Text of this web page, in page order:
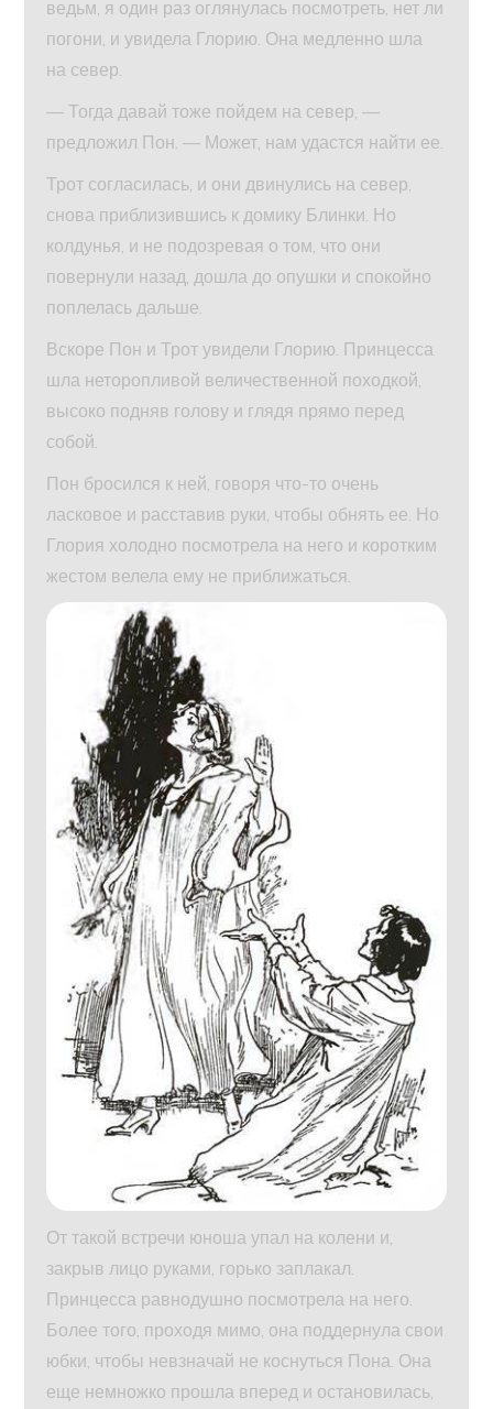
ведьм, я один раз оглянулась посмотреть, нет ли
погони, и увидела Глорию. Она медленно шла
на север.
— Тогда давай тоже пойдем на север, —
предложил Пон. — Может, нам удастся найти ее.
Трот согласилась, и они двинулись на север,
снова приблизившись к домику Блинки. Но
колдунья, и не подозревая о том, что они
повернули назад, дошла до опушки и спокойно
поплелась дальше.
Вскоре Пон и Трот увидели Глорию. Принцесса
шла неторопливой величественной походкой,
высоко подняв голову и глядя прямо перед
собой.
Пон бросился к ней, говоря что-то очень
ласковое и расставив руки, чтобы обнять ее. Но
Глория холодно посмотрела на него и коротким
жестом велела ему не приближаться.
От такой встречи юноша упал на колени и,
закрыв лицо руками, горько заплакал.
Принцесса равнодушно посмотрела на него.
Более того, проходя мимо, она поддернула свои
юбки, чтобы невзначай не коснуться Пона. Она
еще немножко прошла вперед и остановилась,